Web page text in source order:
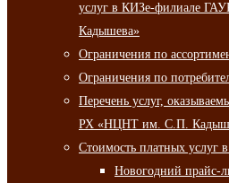
услуг в КИЗе-филиале
Кадышева»
Ограничения по
Ограничения по
Перечень услуг,
РХ «НЦНТ им. С.П.
Стоимость платных услуг
Новогодний прайс-